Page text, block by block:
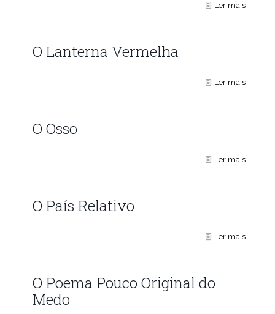
Ler mais
O Lanterna Vermelha
Ler mais
O Osso
Ler mais
O País Relativo
Ler mais
O Poema Pouco Original do
Medo